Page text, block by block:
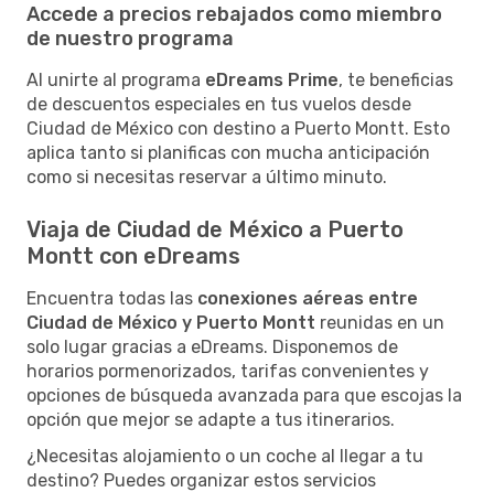
Accede a precios rebajados como miembro
de nuestro programa
Al unirte al programa eDreams Prime, te beneficias
de descuentos especiales en tus vuelos desde
Ciudad de México con destino a Puerto Montt. Esto
aplica tanto si planificas con mucha anticipación
como si necesitas reservar a último minuto.
Viaja de Ciudad de México a Puerto
Montt con eDreams
Encuentra todas las conexiones aéreas entre
Ciudad de México y Puerto Montt reunidas en un
solo lugar gracias a eDreams. Disponemos de
horarios pormenorizados, tarifas convenientes y
opciones de búsqueda avanzada para que escojas la
opción que mejor se adapte a tus itinerarios.
¿Necesitas alojamiento o un coche al llegar a tu
destino? Puedes organizar estos servicios